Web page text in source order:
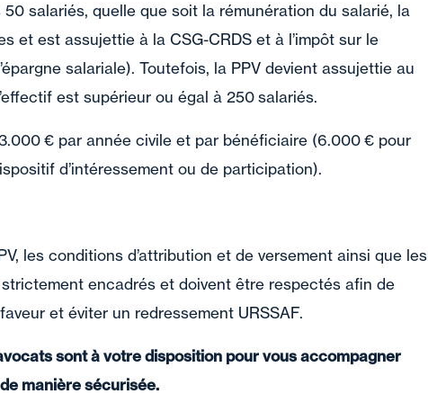
50 salariés, quelle que soit la rémunération du salarié, la
et est assujettie à la CSG-CRDS et à l’impôt sur le
salariale). Toutefois, la PPV devient assujettie au
est supérieur ou égal à 250 salariés.
€ par année civile et par bénéficiaire (6.000 € pour
d’intéressement ou de participation).
les conditions d’attribution et de versement ainsi que les
encadrés et doivent être respectés afin de
et éviter un redressement URSSAF.
sont à votre disposition pour vous accompagner
manière sécurisée.